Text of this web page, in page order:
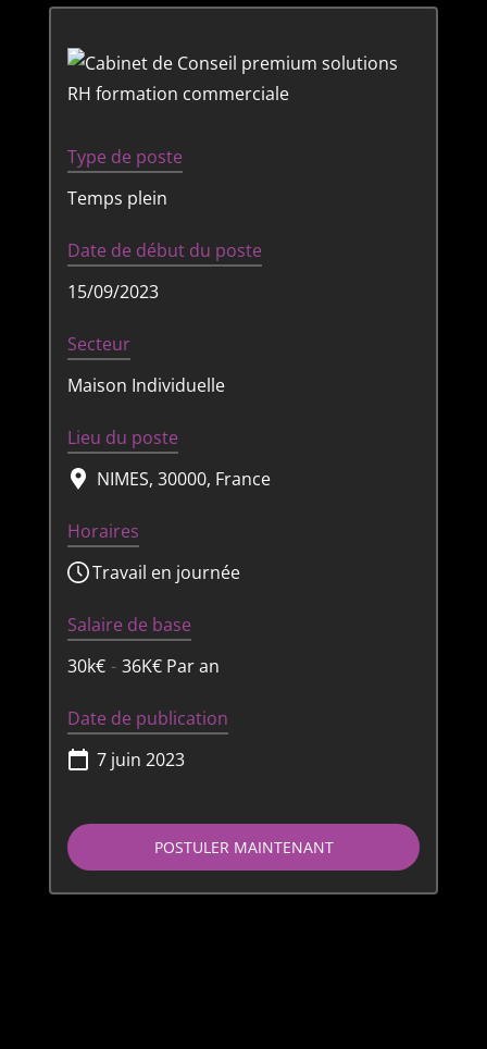
Type de poste
Temps plein
Date de début du poste
15/09/2023
Secteur
Maison Individuelle
Lieu du poste
NIMES, 30000, France
Horaires
Travail en journée
Salaire de base
30k€ - 36K€ Par an
Date de publication
7 juin 2023
POSTULER MAINTENANT